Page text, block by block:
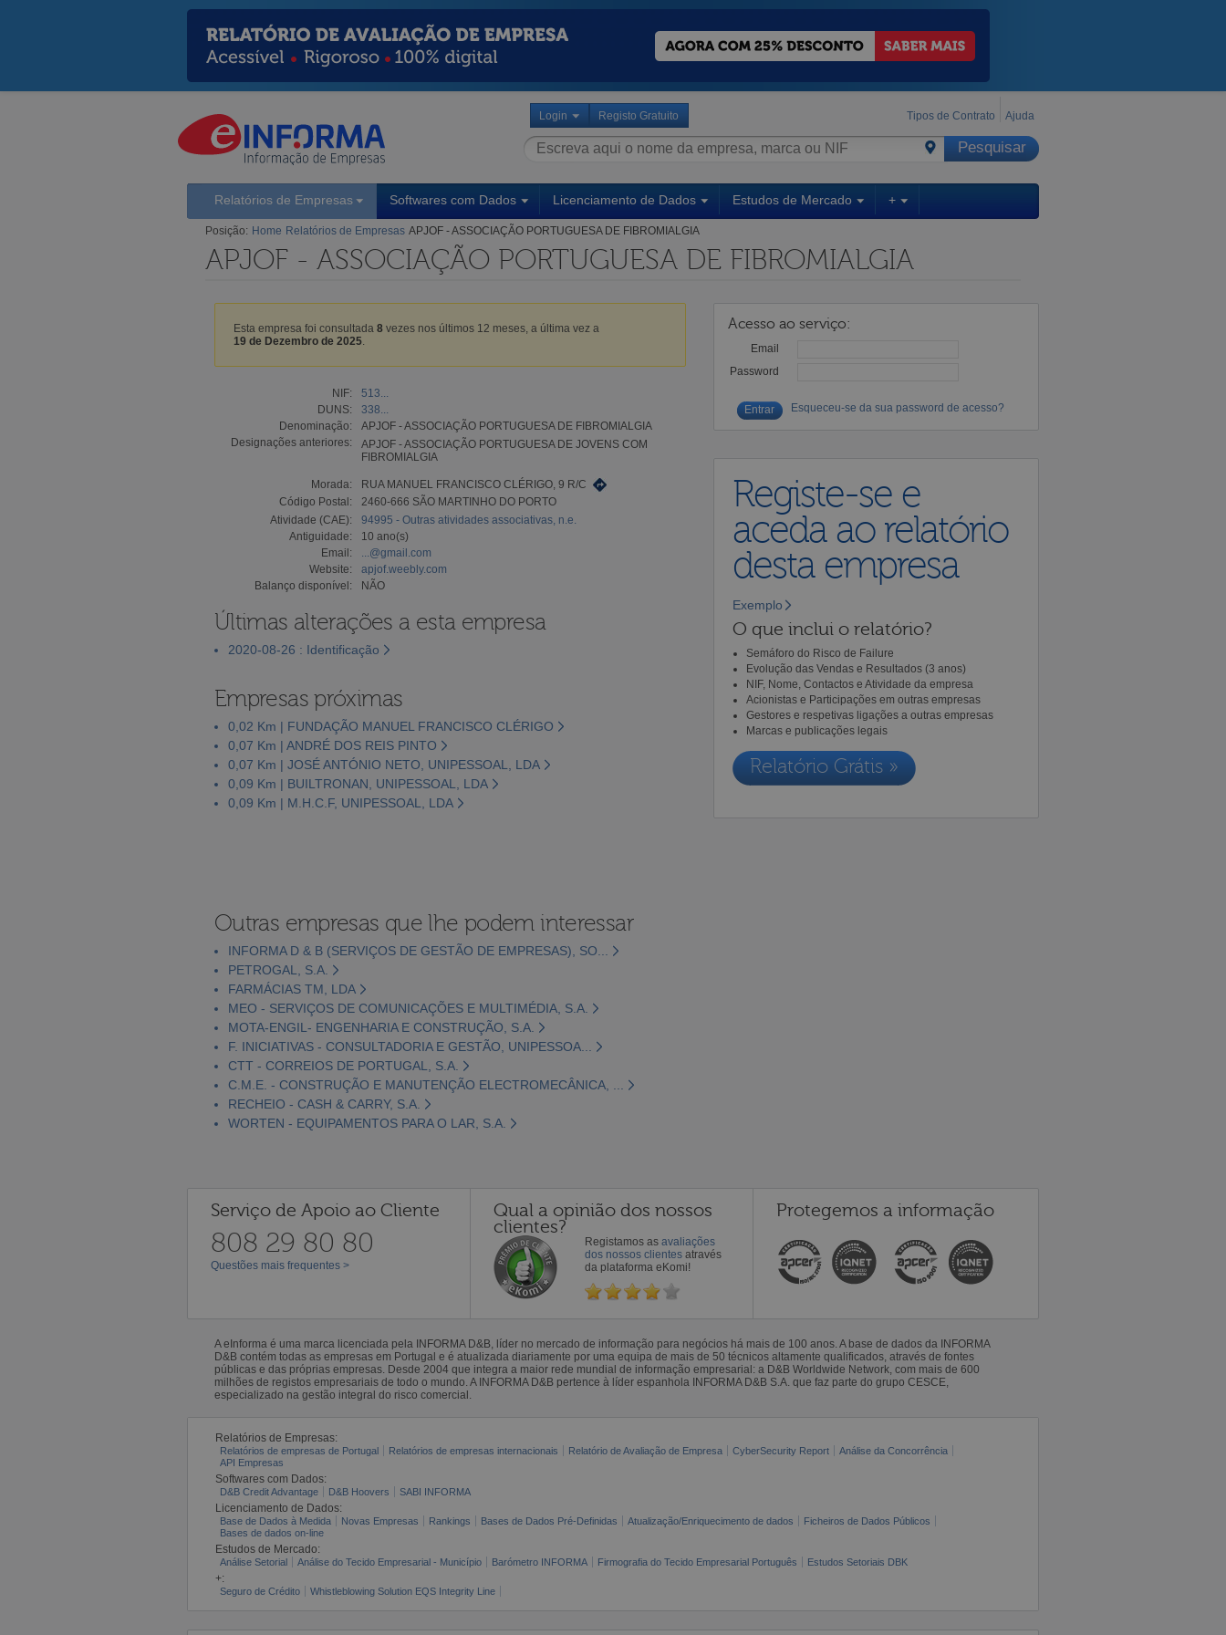
Login Registo Gratuito Tipos de Contrato Ajuda
Relatórios de Empresas Softwares com Dados Licenciamento de Dados Estudos de Mercado +
Posição: Home Relatórios de Empresas APJOF - ASSOCIAÇÃO PORTUGUESA DE FIBROMIALGIA
APJOF - ASSOCIAÇÃO PORTUGUESA DE FIBROMIALGIA
Esta empresa foi consultada 8 vezes nos últimos 12 meses, a última vez a
19 de Dezembro de 2025
NIF:
513...
DUNS:
338...
Denominação:
APJOF - ASSOCIAÇÃO PORTUGUESA DE FIBROMIALGIA
Designações anteriores:
APJOF - ASSOCIAÇÃO PORTUGUESA DE JOVENS COM
FIBROMIALGIA
Morada:
RUA MANUEL FRANCISCO CLÉRIGO, 9 R/C
Código Postal:
2460-666 SÃO MARTINHO DO PORTO
Atividade (CAE):
94995 - Outras atividades associativas, n.e.
Antiguidade:
10 ano(s)
Email:
...@gmail.com
Website:
apjof.weebly.com
Balanço disponível:
NÃO
Últimas alterações a esta empresa
2020-08-26 : Identificação
Empresas próximas
0,02 Km | FUNDAÇÃO MANUEL FRANCISCO CLÉRIGO
0,07 Km | ANDRÉ DOS REIS PINTO
0,07 Km | JOSÉ ANTÓNIO NETO, UNIPESSOAL, LDA
0,09 Km | BUILTRONAN, UNIPESSOAL, LDA
0,09 Km | M.H.C.F, UNIPESSOAL, LDA
Acesso ao serviço:
Email
Password
Esqueceu-se da sua password de acesso?
Registe-se e
aceda ao relatório
desta empresa
Exemplo
O que inclui o relatório?
Semáforo do Risco de Failure
Evolução das Vendas e Resultados (3 anos)
NIF, Nome, Contactos e Atividade da empresa
Acionistas e Participações em outras empresas
Gestores e respetivas ligações a outras empresas
Marcas e publicações legais
Relatório Grátis »
Outras empresas que lhe podem interessar
INFORMA D & B (SERVIÇOS DE GESTÃO DE EMPRESAS), SO...
PETROGAL, S.A.
FARMÁCIAS TM, LDA
MEO - SERVIÇOS DE COMUNICAÇÕES E MULTIMÉDIA, S.A.
MOTA-ENGIL- ENGENHARIA E CONSTRUÇÃO, S.A.
F. INICIATIVAS - CONSULTADORIA E GESTÃO, UNIPESSOA...
CTT - CORREIOS DE PORTUGAL, S.A.
C.M.E. - CONSTRUÇÃO E MANUTENÇÃO ELECTROMECÂNICA, ...
RECHEIO - CASH & CARRY, S.A.
WORTEN - EQUIPAMENTOS PARA O LAR, S.A.
Serviço de Apoio ao Cliente
808 29 80 80
Questões mais frequentes >
Qual a opinião dos nossos
clientes?
Registamos as avaliações
dos nossos clientes através
da plataforma eKomi!
Protegemos a informação
A eInforma é uma marca licenciada pela INFORMA D&B, líder no mercado de informação para negócios há mais de 100 anos. A base de dados da INFORMA
D&B contém todas as empresas em Portugal e é atualizada diariamente por uma equipa de mais de 50 técnicos altamente qualificados, através de fontes
públicas e das próprias empresas. Desde 2004 que integra a maior rede mundial de informação empresarial: a D&B Worldwide Network, com mais de 600
milhões de registos empresariais de todo o mundo. A INFORMA D&B pertence à líder espanhola INFORMA D&B S.A. que faz parte do grupo CESCE,
especializado na gestão integral do risco comercial.
Relatórios de Empresas:
Relatórios de empresas de Portugal Relatórios de empresas internacionais Relatório de Avaliação de Empresa CyberSecurity Report
Análise da Concorrência
API Empresas
Softwares com Dados:
D&B Credit Advantage D&B Hoovers SABI INFORMA
Licenciamento de Dados:
Base de Dados à Medida Novas Empresas Rankings Bases de Dados Pré-Definidas Atualização/Enriquecimento de dados
Ficheiros de Dados Públicos
Bases de dados on-line
Estudos de Mercado:
Análise Setorial Análise do Tecido Empresarial - Município Barómetro INFORMA Firmografia do Tecido Empresarial Português Estudos Setoriais DBK
+:
Seguro de Crédito Whistleblowing Solution EQS Integrity Line